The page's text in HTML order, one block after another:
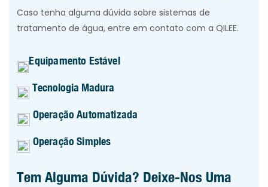
Caso tenha alguma dúvida sobre sistemas de
tratamento de água, entre em contato com a QILEE.
Equipamento Estável
Tecnologia Madura
Operação Automatizada
Operação Simples
Tem Alguma Dúvida? Deixe-Nos Uma